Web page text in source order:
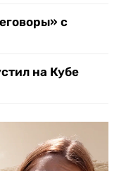
с
на Кубе